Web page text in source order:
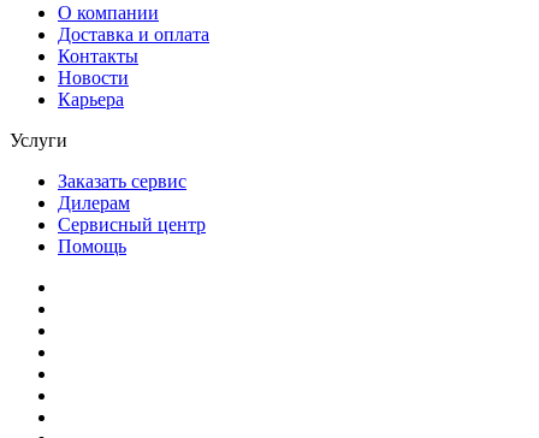
О компании
Доставка и оплата
Контакты
Новости
Карьера
Услуги
Заказать сервис
Дилерам
Сервисный центр
Помощь